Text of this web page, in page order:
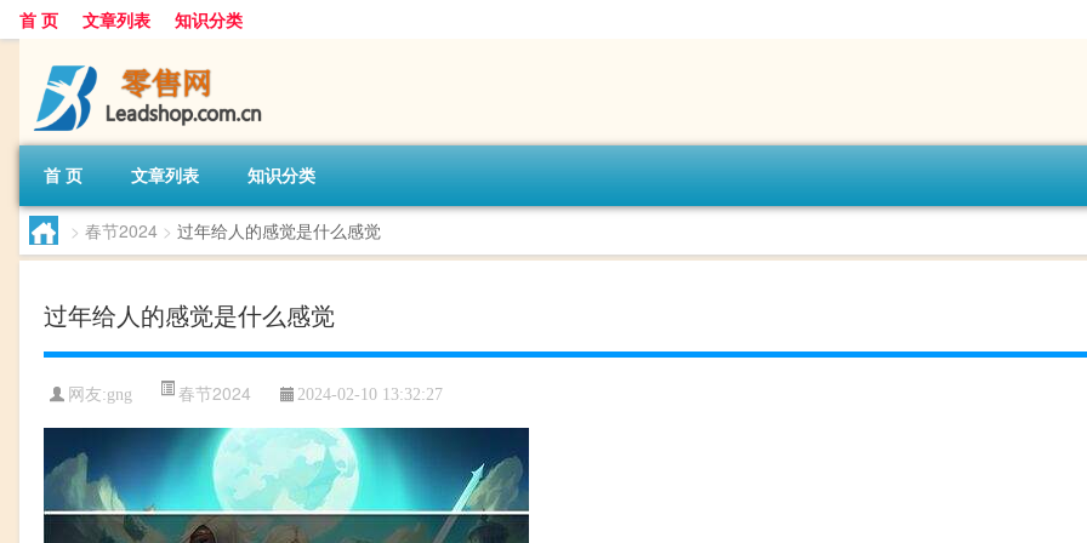
首 页 文章列表 知识分类
首 页 文章列表 知识分类
> 春节2024 > 过年给人的感觉是什么感觉
过年给人的感觉是什么感觉
网友:gng 春节2024 2024-02-10 13:32:27